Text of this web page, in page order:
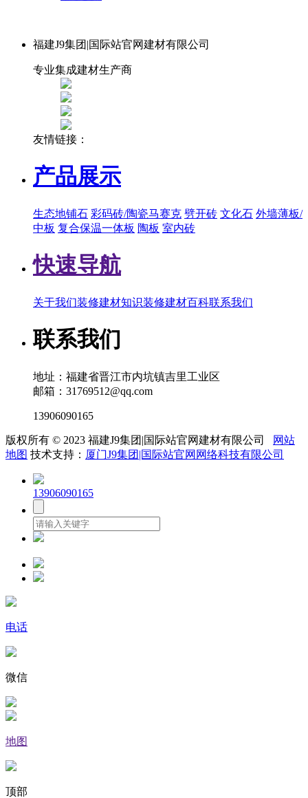
福建J9集团|国际站官网建材有限公司
专业集成建材生产商
友情链接：
产品展示
生态地铺石 彩码砖/陶瓷马赛克 劈开砖 文化石 外墙薄板/
中板 复合保温一体板 陶板 室内砖
快速导航
关于我们装修建材知识装修建材百科联系我们
联系我们
地址：福建省晋江市内坑镇吉里工业区
邮箱：31769512@qq.com
13906090165
版权所有 © 2023 福建J9集团|国际站官网建材有限公司
网站
地图 技术支持： 厦门J9集团|国际站官网网络科技有限公司
13906090165
电话
微信
地图
顶部